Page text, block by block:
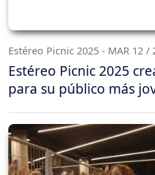
Estéreo Picnic 2025 - MAR 12 /
Estéreo Picnic 2025
para su público más